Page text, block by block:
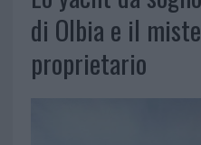
di Olbia e il
proprietario